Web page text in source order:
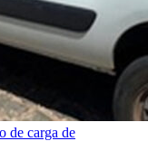
de carga de